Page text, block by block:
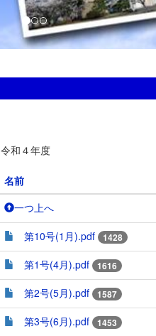
令和４年度
名前
一つ上へ
第10号(1月).pdf 1428
第1号(4月).pdf
1616
第2号(5月).pdf
1587
第3号(6月).pdf
1453